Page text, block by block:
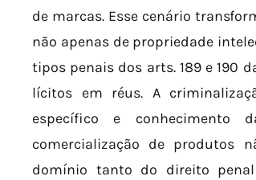
de marcas. Esse cenário
não apenas de propriedade
tipos penais dos arts. 189 e 190
lícitos em réus. A
específico e conhecimento
comercialização de produtos
domínio tanto do direito